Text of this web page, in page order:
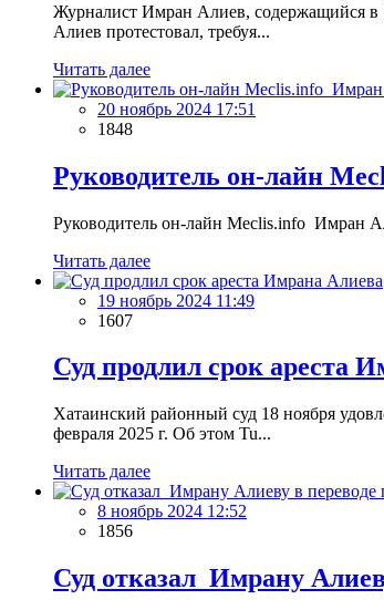
Журналист Имран Алиев, содержащийся в
Алиев протестовал, требуя...
Читать далее
20 ноябрь 2024 17:51
1848
Руководитель он-лайн
Руководитель он-лайн Meclis.info Имран
Читать далее
19 ноябрь 2024 11:49
1607
Суд продлил срок ареста
Хатаинский районный суд 18 ноября
февраля 2025 г. Об этом Tu...
Читать далее
8 ноябрь 2024 12:52
1856
Суд отказал Имрану